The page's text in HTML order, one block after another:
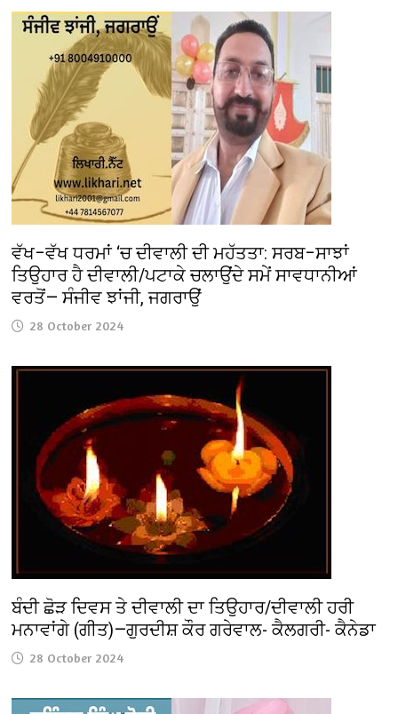
ਵੱਖ–ਵੱਖ ਧਰਮਾਂ ‘ਚ ਦੀਵਾਲੀ ਦੀ ਮਹੱਤਤਾ: ਸਰਬ–ਸਾਝਾਂ
ਤਿਉਹਾਰ ਹੈ ਦੀਵਾਲੀ/ਪਟਾਕੇ ਚਲਾਉਂਦੇ ਸਮੇਂ ਸਾਵਧਾਨੀਆਂ
ਵਰਤੋਂ— ਸੰਜੀਵ ਝਾਂਜੀ, ਜਗਰਾਉਂ
28 October 2024
ਬੰਦੀ ਛੋੜ ਦਿਵਸ ਤੇ ਦੀਵਾਲੀ ਦਾ ਤਿਉਹਾਰ/ਦੀਵਾਲੀ ਹਰੀ
ਮਨਾਵਾਂਗੇ (ਗੀਤ)—ਗੁਰਦੀਸ਼ ਕੌਰ ਗਰੇਵਾਲ- ਕੈਲਗਰੀ- ਕੈਨੇਡਾ
28 October 2024